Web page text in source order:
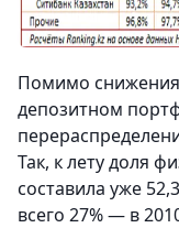
Помимо
депозитном
Так, к лету доля
составила уже
всего 27% — в